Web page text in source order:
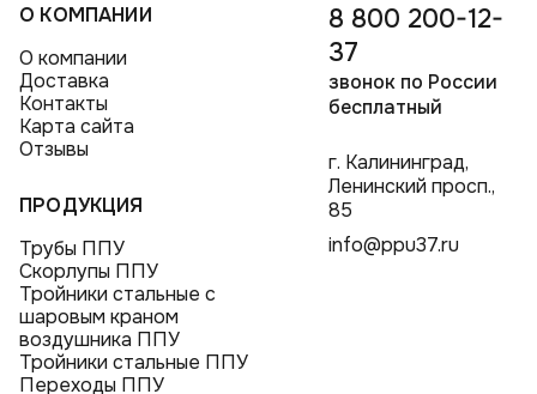
О КОМПАНИИ
О компании
Доставка
Контакты
Карта сайта
Отзывы
ПРОДУКЦИЯ
Трубы ППУ
Скорлупы ППУ
Тройники стальные с
шаровым краном
воздушника ППУ
Тройники стальные ППУ
Переходы ППУ
8 800 200-12-
37
звонок по России
бесплатный
г. Калининград,
Ленинский просп.,
85
info@ppu37.ru